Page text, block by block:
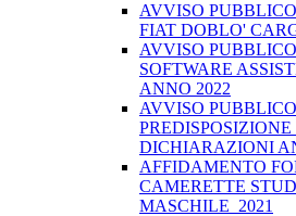
AVVISO
FIAT DOBLO'
AVVISO
SOFTWARE
ANNO 2022
AVVISO
DICHIARAZIONI
AFFIDAMENTO
CAMERETTE
MASCHILE_2021